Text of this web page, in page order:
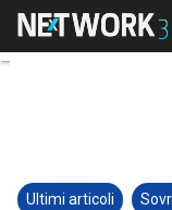
Ultimi articoli